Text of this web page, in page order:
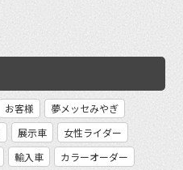
お客様
夢メッセみやぎ
展示車
女性ライダー
輸入車
カラーオーダー